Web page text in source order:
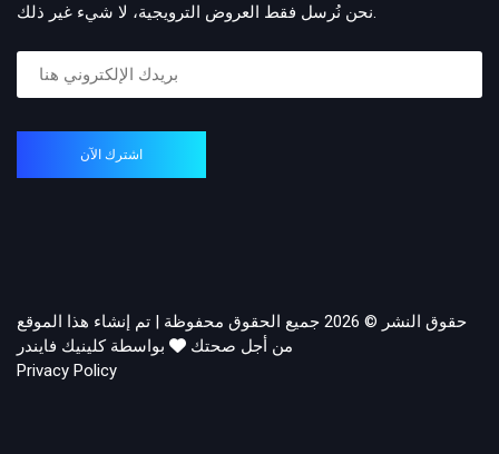
نحن نُرسل فقط العروض الترويجية، لا شيء غير ذلك.
اشترك الآن
حقوق النشر © 2026 جميع الحقوق محفوظة | تم إنشاء هذا الموقع
من أجل صحتك
بواسطة كلينيك فايندر
Privacy Policy